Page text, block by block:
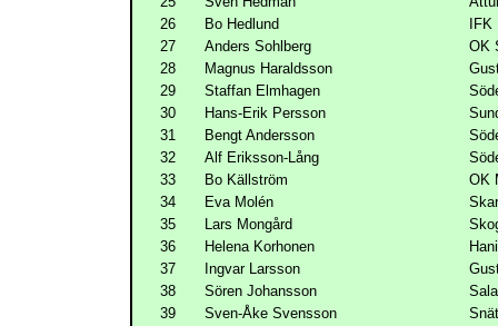
26
Bo Hedlund
27
Anders Sohlberg
OK
28
Magnus Haraldsson
29
Staffan Elmhagen
30
Hans-Erik Persson
31
Bengt Andersson
32
Alf Eriksson-Lång
33
Bo Källström
OK
34
Eva Molén
35
Lars Mongård
36
Helena Korhonen
37
Ingvar Larsson
38
Sören Johansson
39
Sven-Åke Svensson